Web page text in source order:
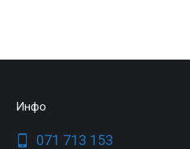
Инфо
071 713 153